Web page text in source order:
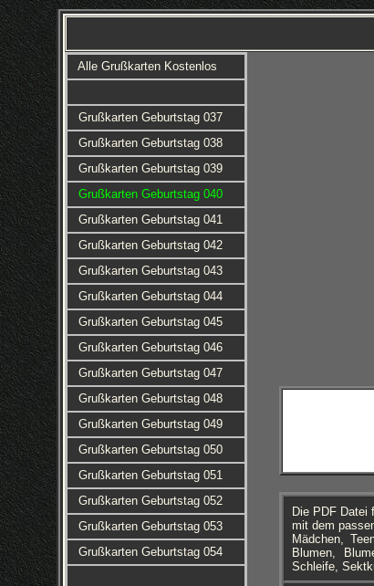
Alle Grußkarten Kostenlos
Grußkarten Geburtstag 037
Grußkarten Geburtstag 038
Grußkarten Geburtstag 039
Grußkarten Geburtstag 040
Grußkarten Geburtstag 041
Grußkarten Geburtstag 042
Grußkarten Geburtstag 043
Grußkarten Geburtstag 044
Grußkarten Geburtstag 045
Grußkarten Geburtstag 046
Grußkarten Geburtstag 047
Grußkarten Geburtstag 048
Grußkarten Geburtstag 049
Grußkarten Geburtstag 050
Grußkarten Geburtstag 051
Grußkarten Geburtstag 052
Grußkarten Geburtstag 053
Grußkarten Geburtstag 054
Die PDF Datei
mit dem
Mädchen,
Blumen,
Schleife,